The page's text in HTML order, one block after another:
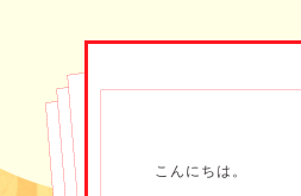
こんにちは。